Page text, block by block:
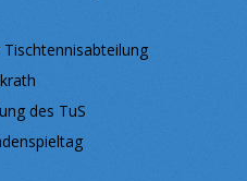
des TuS